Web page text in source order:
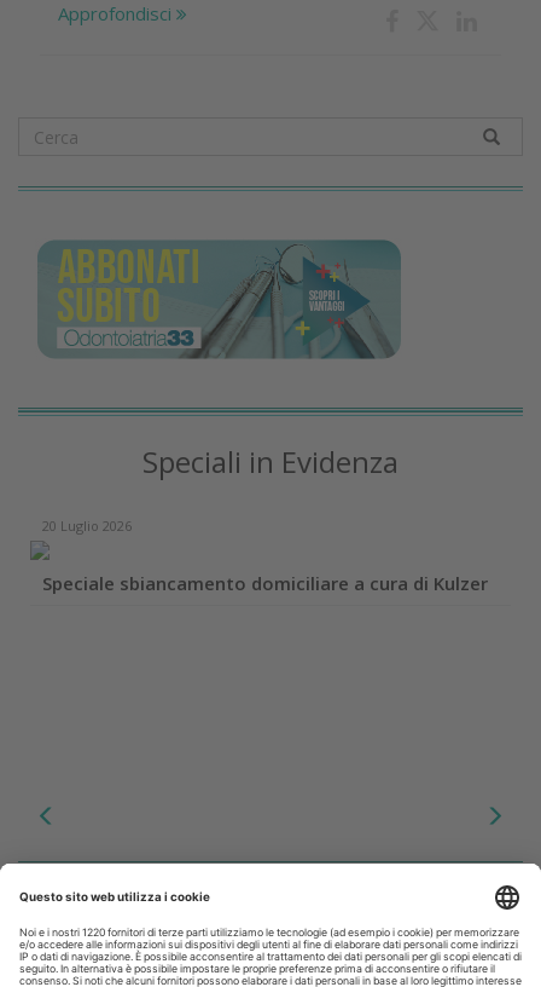
Approfondisci
Speciali in Evidenza
20 Luglio 2026
Speciale sbiancamento domiciliare a cura di Kulzer
Iscriviti alla Newsletter